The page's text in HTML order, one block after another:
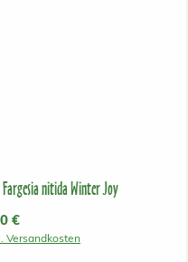
nitida Winter Joy
Preis:
€
Versandkosten